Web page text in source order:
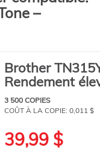
–
Brother
Rendement
3 500 COPIES
COÛT À LA COPIE:0,011 $
39,99 $